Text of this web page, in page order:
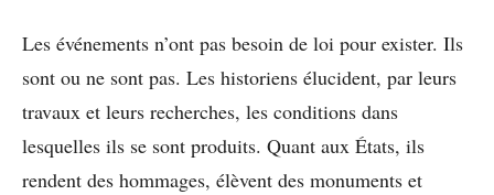
Les événements n’ont pas besoin de loi pour exister. Ils
sont ou ne sont pas. Les historiens élucident, par leurs
travaux et leurs recherches, les conditions dans
lesquelles ils se sont produits. Quant aux États, ils
rendent des hommages, élèvent des monuments et